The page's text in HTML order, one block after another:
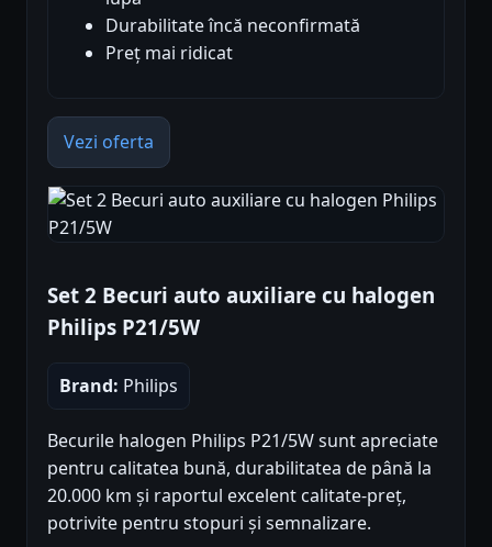
Durabilitate încă neconfirmată
Preț mai ridicat
Vezi oferta
Set 2 Becuri auto auxiliare cu halogen
Philips P21/5W
Brand: Philips
Becurile halogen Philips P21/5W sunt apreciate
pentru calitatea bună, durabilitatea de până la
20.000 km și raportul excelent calitate-preț,
potrivite pentru stopuri și semnalizare.